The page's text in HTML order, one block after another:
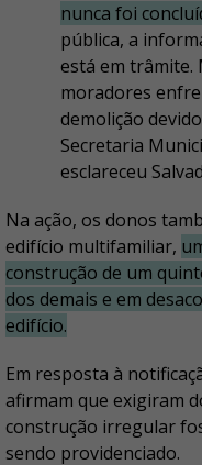
nunca foi
pública, a
está em trâmite.
moradores
demolição
Secretaria
esclareceu
Na ação, os donos
edifício multifamiliar,
construção de um
dos demais e em
edifício.
Em resposta à
afirmam que exigiram
construção irregular
sendo providenciado.